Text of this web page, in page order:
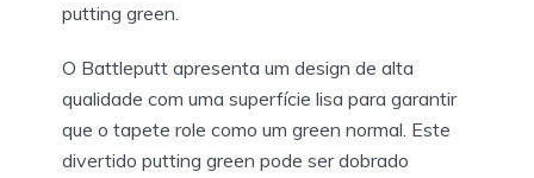
putting green.
O Battleputt apresenta um design de alta
qualidade com uma superfície lisa para garantir
que o tapete role como um green normal. Este
divertido putting green pode ser dobrado